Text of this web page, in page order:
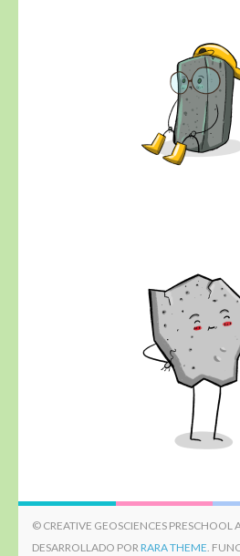
© CREATIVE GEOSCIENCES PRESCHOOL
DESARROLLADO POR RARA THEME .